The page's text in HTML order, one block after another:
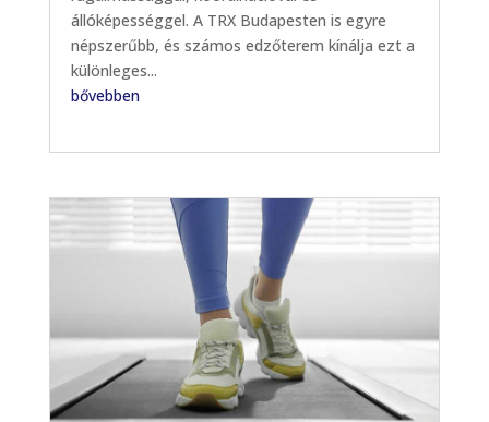
állóképességgel. A TRX Budapesten is egyre
népszerűbb, és számos edzőterem kínálja ezt a
különleges...
bővebben